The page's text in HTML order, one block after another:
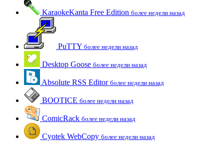
KaraokeKanta Free Edition более недели назад
PuTTY более недели назад
Desktop Goose более недели назад
Absolute RSS Editor более недели назад
BOOTICE более недели назад
ComicRack более недели назад
Cyotek WebCopy более недели назад